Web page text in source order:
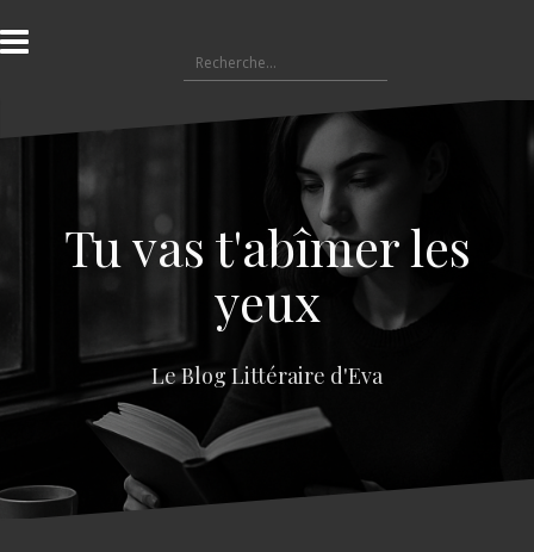
l
a
e
e
Tu vas t'abîmer les
yeux
Le Blog Littéraire d'Eva